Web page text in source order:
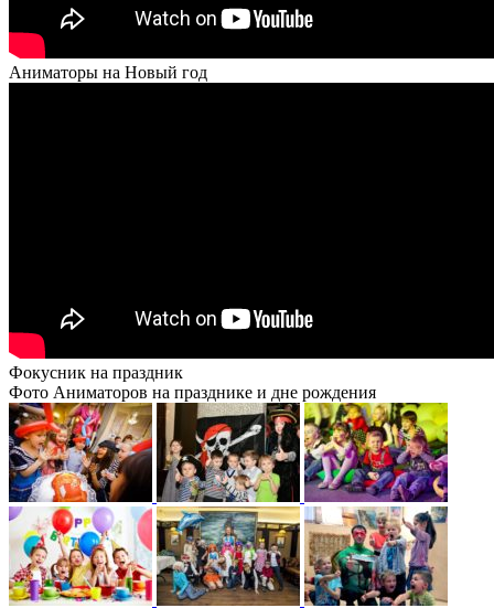
Аниматоры на Новый год
Фокусник на праздник
Фото Аниматоров на празднике и дне рождения